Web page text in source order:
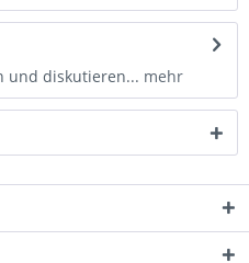
und diskutieren... mehr